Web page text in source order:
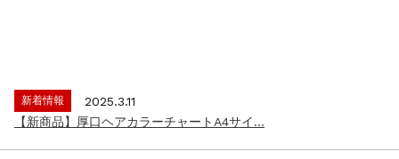
新着情報
2025.3.11
【新商品】厚口ヘアカラーチャートA4サイ...